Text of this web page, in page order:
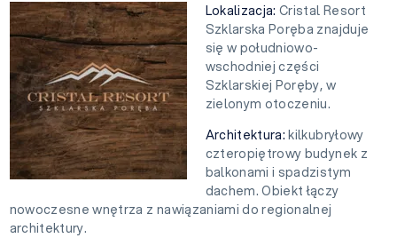
Lokalizacja:Cristal Resort
Szklarska Poręba znajduje
się w południowo-
wschodniej części
Szklarskiej Poręby, w
zielonym otoczeniu.
Architektura:kilkubryłowy
czteropiętrowy budynek z
balkonami i spadzistym
dachem. Obiekt łączy
nowoczesne wnętrza z nawiązaniami do regionalnej
architektury.